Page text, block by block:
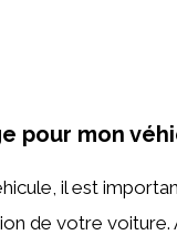
pour mon
il est
de votre voiture.